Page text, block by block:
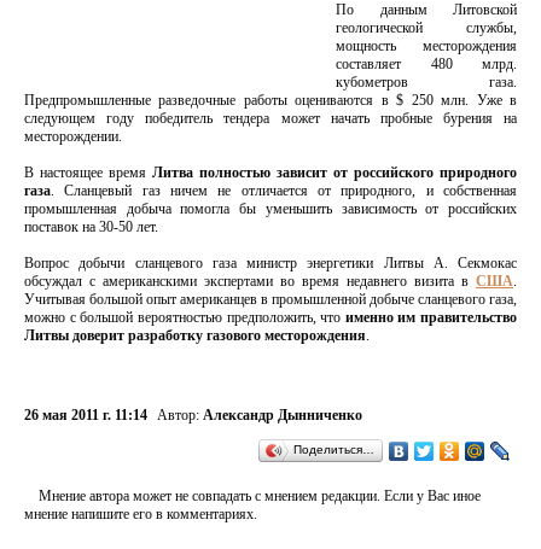
По данным Литовской
геологической службы,
мощность месторождения
составляет 480 млрд.
кубометров газа.
Предпромышленные разведочные работы оцениваются в $ 250 млн. Уже в
следующем году победитель тендера может начать пробные бурения на
месторождении.
В настоящее время Литва полностью зависит от российского природного
газа. Сланцевый газ ничем не отличается от природного, и собственная
промышленная добыча помогла бы уменьшить зависимость от российских
поставок на 30-50 лет.
Вопрос добычи сланцевого газа министр энергетики Литвы А. Секмокас
обсуждал с американскими экспертами во время недавнего визита в США.
Учитывая большой опыт американцев в промышленной добыче сланцевого газа,
можно с большой вероятностью предположить, что именно им правительство
Литвы доверит разработку газового месторождения.
26 мая 2011 г. 11:14 Автор: Александр Дынниченко
Поделиться…
Мнение автора может не совпадать с мнением редакции. Если у Вас иное
мнение напишите его в комментариях.